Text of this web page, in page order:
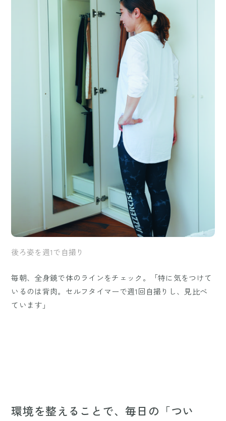
後ろ姿を週1で自撮り
毎朝、全身鏡で体のラインをチェック。「特に気をつけて
いるのは背肉。セルフタイマーで週1回自撮りし、見比べ
ています」
環境を整えることで、毎日の「つい